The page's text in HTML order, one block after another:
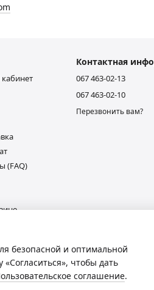
(FAQ)
Контактная
067 463-02-13
067 463-02-10
Перезвонить вам?
безопасной и оптимальной
чтобы дать
соглашение.